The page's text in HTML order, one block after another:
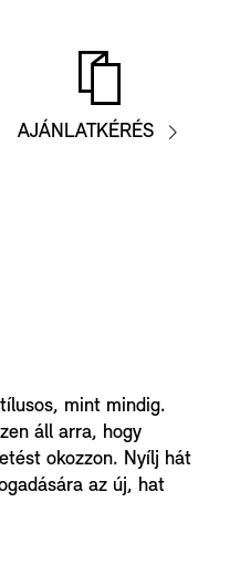
AJÁNLATKÉRÉS
mint mindig.
áll arra, hogy
okozzon. Nyílj hát
az új, hat